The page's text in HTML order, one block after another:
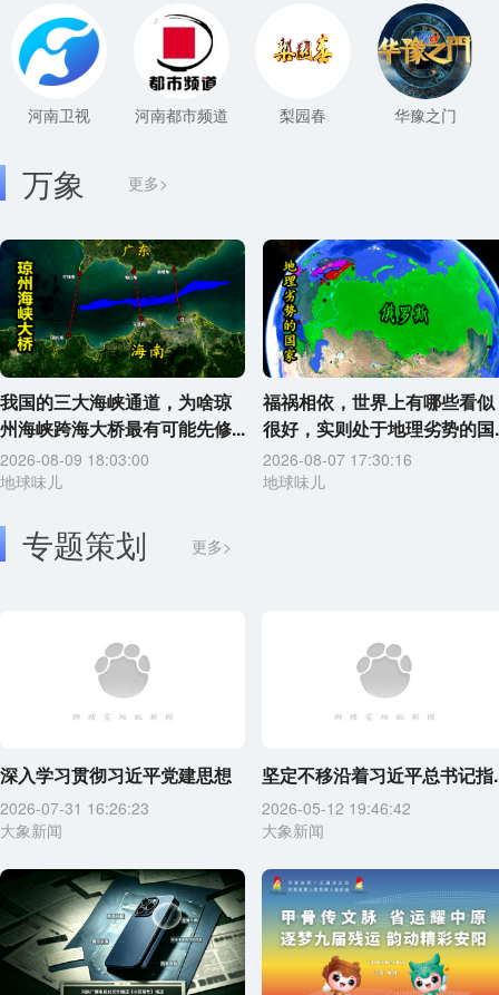
河南卫视 河南都市频道 梨园春 华豫之门
更多>
万象
我国的三大海峡通道，为啥琼
州海峡跨海大桥最有可能先修...
2026-08-09 18:03:00
地球味儿
福祸相依，世界上有哪些看似
很好，实则处于地理劣势的国
2026-08-07 17:30:16
地球味儿
专题策划 更多>
深入学习贯彻习近平党建思想
2026-07-31 16:26:23
大象新闻
坚定不移沿着习近平总书记指
2026-05-12 19:46:42
大象新闻